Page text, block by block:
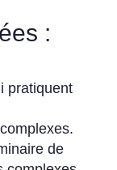
:
pratiquent
de